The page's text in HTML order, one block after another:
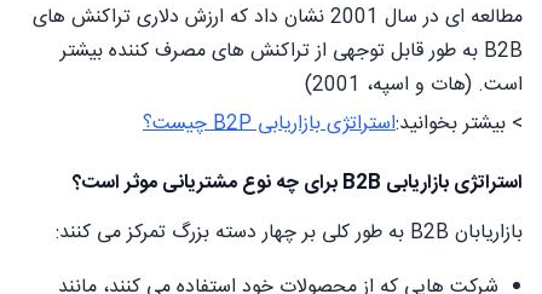
مطالعه ای در سال 2001 نشان داد که ارزش دلاری تراکنش های
B2B به طور قابل توجهی از تراکنش های مصرف کننده بیشتر
است. (هات و اسپه، 2001)
> بیشتر بخوانید:استراتژی بازاریابی B2P چیست؟
استراتژی بازاریابی B2B برای چه نوع مشتریانی موثر است؟
بازاریابان B2B به طور کلی بر چهار دسته بزرگ تمرکز می کنند:
شرکت هایی که از محصولات خود استفاده می کنند، مانند